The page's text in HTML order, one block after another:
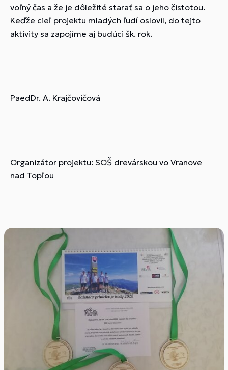
voľný čas a že je dôležité starať sa o jeho čistotou.
Keďže cieľ projektu mladých ľudí oslovil, do tejto
aktivity sa zapojíme aj budúci šk. rok.
PaedDr. A. Krajčovičová
Organizátor projektu: SOŠ drevárskou vo Vranove
nad Topľou